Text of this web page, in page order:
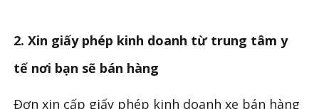
2. Xin giấy phép kinh doanh từ trung tâm y
tế nơi bạn sẽ bán hàng
Đơn xin cấp giấy phép kinh doanh xe bán hàng